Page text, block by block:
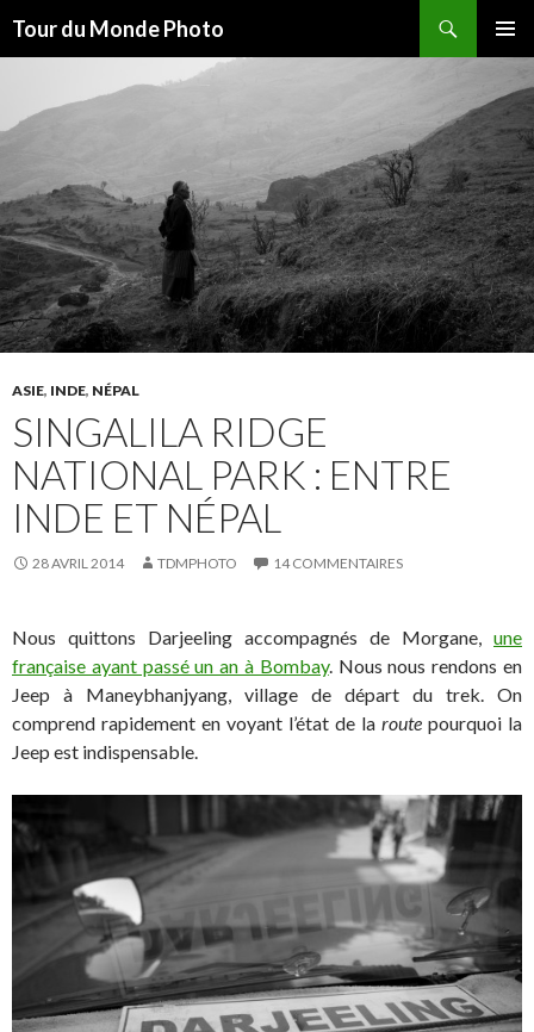
Tour du Monde Photo
CONTENU
ASIE, INDE, NÉPAL
SINGALILA RIDGE
NATIONAL PARK : ENTRE
INDE ET NÉPAL
28 AVRIL 2014 TDMPHOTO 14 COMMENTAIRES
Nous quittons Darjeeling accompagnés de Morgane, une
française ayant passé un an à Bombay. Nous nous rendons en
Jeep à Maneybhanjyang, village de départ du trek. On
comprend rapidement en voyant l’état de la route pourquoi la
Jeep est indispensable.